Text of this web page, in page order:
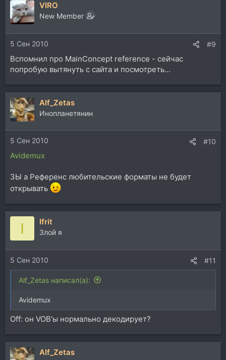
VIRO
New Member
5 Сен 2010 #9
Вспомнил про MainConcept reference - сейчас
попробую вытянуть с сайта и посмотреть...
Alf_Zetas
Инопланетянин
5 Сен 2010 #10
Avidemux
ЗЫ а Референс любительские форматы не будет
открывать
I Ifrit
Злой я
5 Сен 2010 #11
Alf_Zetas написал(а):
Avidemux
Off: он VOB'ы нормально декодирует?
Alf_Zetas